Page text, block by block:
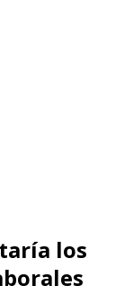
los